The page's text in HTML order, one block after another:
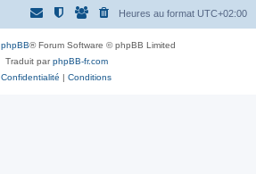
Heures au format UTC+02:00
phpBB® Forum Software © phpBB Limited
Traduit parphpBB-fr.com
Confidentialité | Conditions